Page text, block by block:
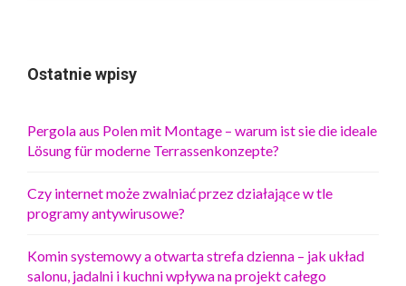
Ostatnie wpisy
Pergola aus Polen mit Montage – warum ist sie die ideale
Lösung für moderne Terrassenkonzepte?
Czy internet może zwalniać przez działające w tle
programy antywirusowe?
Komin systemowy a otwarta strefa dzienna – jak układ
salonu, jadalni i kuchni wpływa na projekt całego